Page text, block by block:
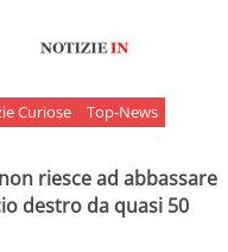
Curiose Top-News
riesce ad abbassare
destro da quasi 50